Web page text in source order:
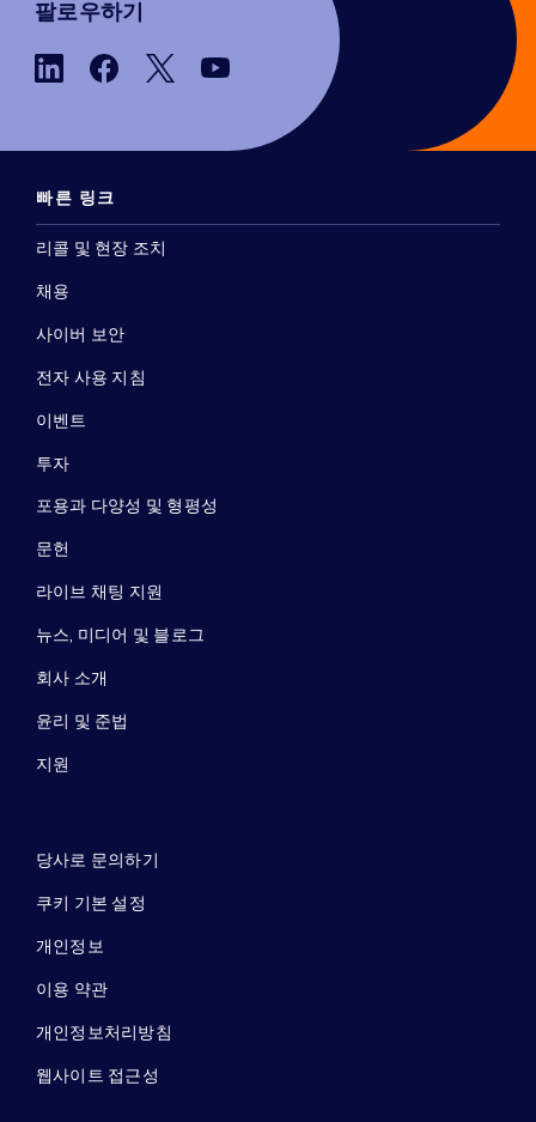
팔로우하기
빠른 링크
리콜 및 현장 조치
채용
사이버 보안
전자 사용 지침
이벤트
투자
포용과 다양성 및 형평성
문헌
라이브 채팅 지원
뉴스, 미디어 및 블로그
회사 소개
윤리 및 준법
지원
당사로 문의하기
쿠키 기본 설정
개인정보
이용 약관
개인정보처리방침
웹사이트 접근성